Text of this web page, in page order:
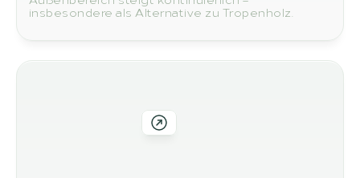
insbesondere als Alternative zu Tropenholz.